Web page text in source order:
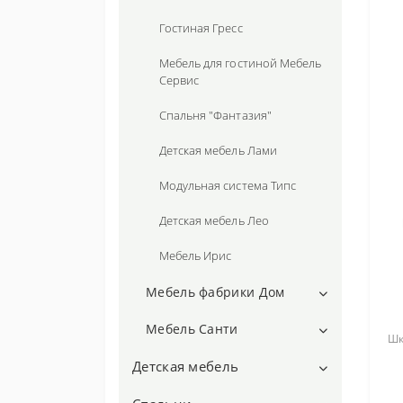
Мебель Лорен (Loren)
Мебель Маркус
Мебель Порто (PORTO)
Мебель Лофт
Мебель Эшли
Прихожие Гамма Стиль
Тумбы в прихожую
Спальни ДОРОС
Гостиная Дана
Гостиная Гресс
Мебель для гостиной Мебель
Сервис
Спальня "Фантазия"
Детская мебель Лами
Модульная система Типс
Детская мебель Лео
Мебель Ирис
Мебель фабрики Дом
Комоды Улик
Мебель для гардероба Престо
Мебель Санти
Модульная мебель "Белль"
Прихожая Монблан
Детская мебель